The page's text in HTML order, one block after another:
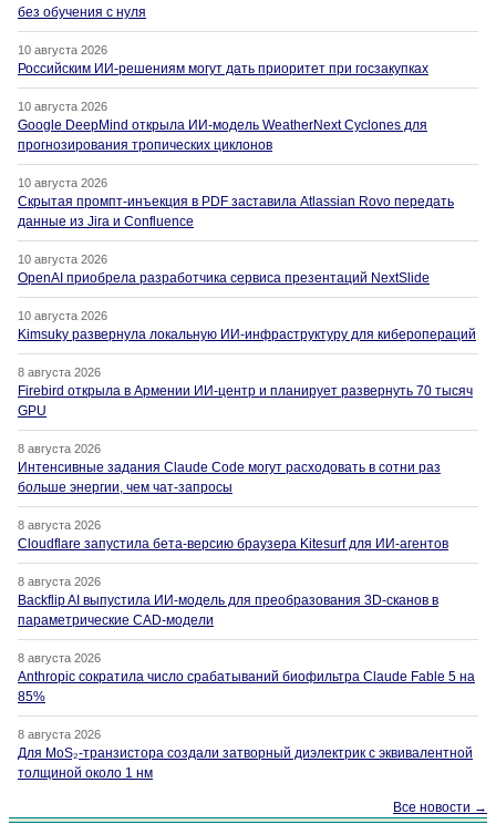
без обучения с нуля
10 августа 2026
Российским ИИ-решениям могут дать приоритет при госзакупках
10 августа 2026
Google DeepMind открыла ИИ-модель WeatherNext Cyclones для
прогнозирования тропических циклонов
10 августа 2026
Скрытая промпт-инъекция в PDF заставила Atlassian Rovo передать
данные из Jira и Confluence
10 августа 2026
OpenAI приобрела разработчика сервиса презентаций NextSlide
10 августа 2026
Kimsuky развернула локальную ИИ-инфраструктуру для киберопераций
8 августа 2026
Firebird открыла в Армении ИИ-центр и планирует развернуть 70 тысяч
GPU
8 августа 2026
Интенсивные задания Claude Code могут расходовать в сотни раз
больше энергии, чем чат-запросы
8 августа 2026
Cloudflare запустила бета-версию браузера Kitesurf для ИИ-агентов
8 августа 2026
Backflip AI выпустила ИИ-модель для преобразования 3D-сканов в
параметрические CAD-модели
8 августа 2026
Anthropic сократила число срабатываний биофильтра Claude Fable 5 на
85%
8 августа 2026
Для MoS₂-транзистора создали затворный диэлектрик с эквивалентной
толщиной около 1 нм
Все новости →